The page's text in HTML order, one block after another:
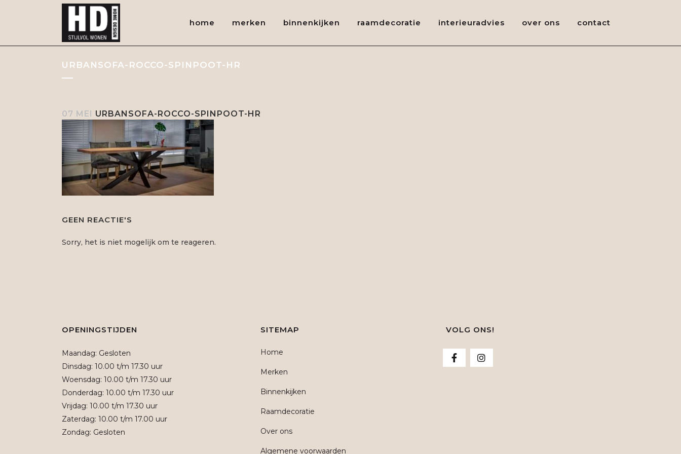
home merken binnenkijken raamdecoratie interieuradvies over ons contact
URBANSOFA-ROCCO-SPINPOOT-HR
07 MEI URBANSOFA-ROCCO-SPINPOOT-HR
GEEN REACTIE'S
Sorry, het is niet mogelijk om te reageren.
OPENINGSTIJDEN
Maandag: Gesloten
Dinsdag: 10.00 t/m 17.30 uur
Woensdag: 10.00 t/m 17.30 uur
Donderdag: 10.00 t/m 17.30 uur
Vrijdag: 10.00 t/m 17.30 uur
Zaterdag: 10.00 t/m 17.00 uur
Zondag: Gesloten
SITEMAP
Home
Merken
Binnenkijken
Raamdecoratie
Over ons
Algemene voorwaarden
VOLG ONS!